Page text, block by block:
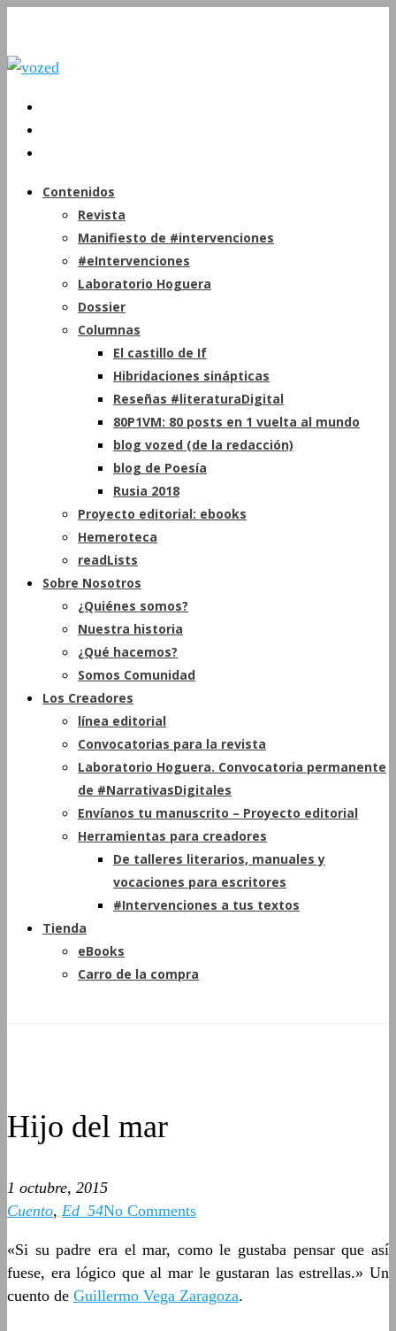
Contenidos
Revista
Manifiesto de #intervenciones
#eIntervenciones
Laboratorio Hoguera
Dossier
Columnas
El castillo de If
Hibridaciones sinápticas
Reseñas #literaturaDigital
80P1VM: 80 posts en 1 vuelta al mundo
blog vozed (de la redacción)
blog de Poesía
Rusia 2018
Proyecto editorial: ebooks
Hemeroteca
readLists
Sobre Nosotros
¿Quiénes somos?
Nuestra historia
¿Qué hacemos?
Somos Comunidad
Los Creadores
línea editorial
Convocatorias para la revista
Laboratorio Hoguera. Convocatoria permanente
de #NarrativasDigitales
Envíanos tu manuscrito – Proyecto editorial
Herramientas para creadores
De talleres literarios, manuales y
vocaciones para escritores
#Intervenciones a tus textos
Tienda
eBooks
Carro de la compra
Hijo del mar
1 octubre, 2015
Cuento, Ed_54No Comments
«Si su padre era el mar, como le gustaba pensar que así
fuese, era lógico que al mar le gustaran las estrellas.» Un
cuento de Guillermo Vega Zaragoza.